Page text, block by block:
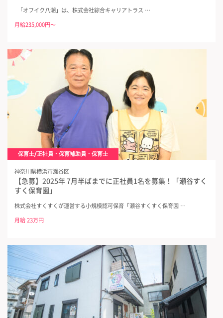
「オフイク八潮」は、株式会社綜合キャリアトラス …
月給235,000円〜
保育士/正社員・保育補助員・保育士
神奈川県横浜市瀬谷区
【急募】2025年 7月半ばまでに正社員1名を募集！「瀬谷すく
すく保育園」
株式会社すくすくが運営する小規模認可保育「瀬谷すくすく保育園 …
月給 23万円